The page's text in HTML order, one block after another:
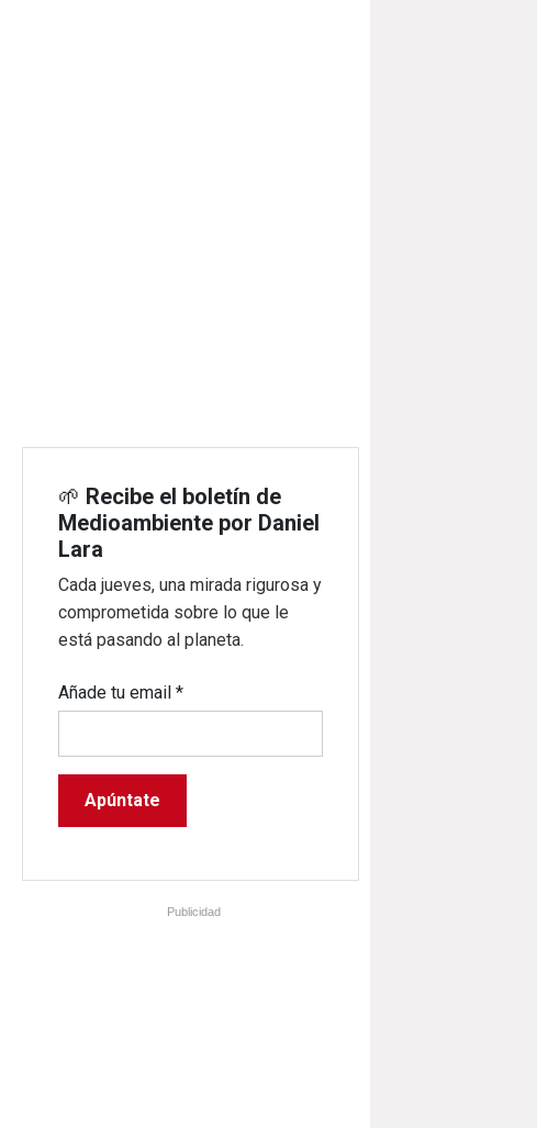
🌱 Recibe el boletín de
Medioambiente por Daniel
Lara
Cada jueves, una mirada rigurosa y
comprometida sobre lo que le
está pasando al planeta.
Añade tu email*
Publicidad